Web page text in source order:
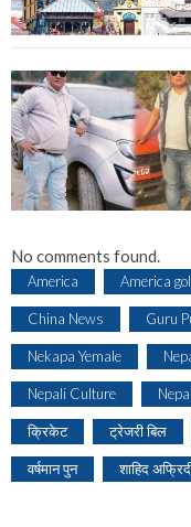
No comments found.
America America
China News Guru
Nekapa Yemale
Nepali Culture
क्रिकेट ट्रेजरी बिल
वर्षमान पुन शाहिद